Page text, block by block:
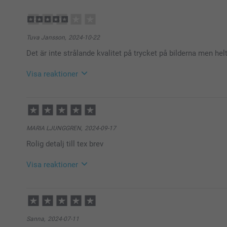
Tuva Jansson, 2024-10-22
Det är inte strålande kvalitet på trycket på bilderna men
Visa reaktioner
11:58
Hej Tuva
Tack för ditt fina omdöme, vi är glada att ha dig som
Miia @smartphoto
MARIA LJUNGGREN, 2024-09-17
Rolig detalj till tex brev
Visa reaktioner
14:20
Hej Maria,
Stort tack för dina 5 stjärnor och omdöme av
Sanna, 2024-07-11